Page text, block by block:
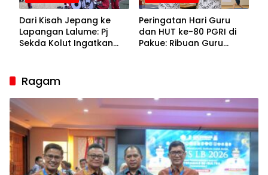
Dari Kisah Jepang ke
Lapangan Lalume: Pj
Sekda Kolut Ingatkan
Peringatan Hari Guru
dan HUT ke-80 PGRI di
Pakue: Ribuan Guru
Ragam